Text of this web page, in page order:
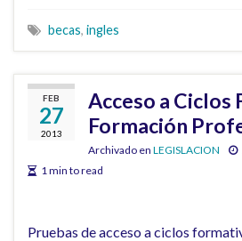
becas, ingles
FEB
27
2013
Acceso a Ciclos
Formación
Archivado en LEGISLACION
1 min to read
Pruebas de acceso a ciclos